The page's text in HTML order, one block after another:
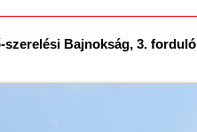
Bajnokság, 3. forduló